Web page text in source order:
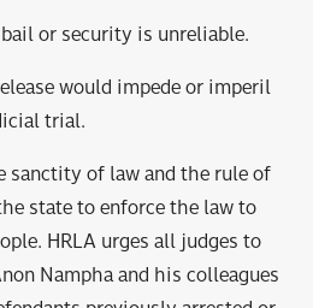
or security is unreliable.
would impede or imperil
trial.
sanctity of law and the rule of
state to enforce the law to
HRLA urges all judges to
Nampha and his colleagues